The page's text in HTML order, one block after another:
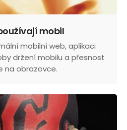
mobil
mobilní web, aplikaci
držení mobilu a přesnost
na obrazovce.